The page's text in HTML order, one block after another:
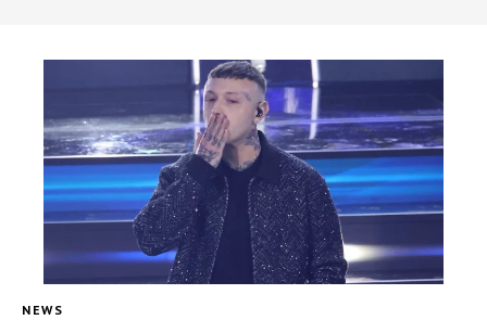
NEWS